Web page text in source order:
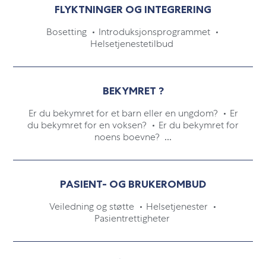
FLYKTNINGER OG INTEGRERING
Bosetting
Introduksjonsprogrammet
Helsetjenestetilbud
BEKYMRET ?
Er du bekymret for et barn eller en ungdom?
Er
du bekymret for en voksen?
Er du bekymret for
noens boevne? ...
PASIENT- OG BRUKEROMBUD
Veiledning og støtte
Helsetjenester
Pasientrettigheter